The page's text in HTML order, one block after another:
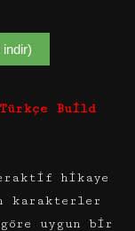
Build
hikaye
karakterler
uygun bir